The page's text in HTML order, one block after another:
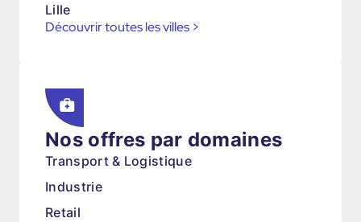
Lille
Découvrir toutes les villes >
Nos offres par domaines
Transport & Logistique
Industrie
Retail